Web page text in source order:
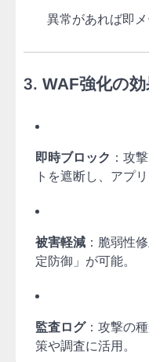
異常があれば即
3. WAF強化の効
即時ブロック ：攻
トを遮断し、アプ
被害軽減 ：脆弱性
定防御」が可能。
監査ログ：攻撃の
策や調査に活用。